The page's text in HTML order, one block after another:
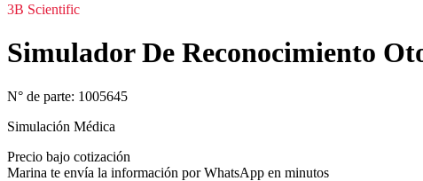
3B Scientific
Simulador De Reconocimiento
N° de parte: 1005645
Simulación Médica
Precio bajo cotización
Marina te envía la información por WhatsApp en minutos